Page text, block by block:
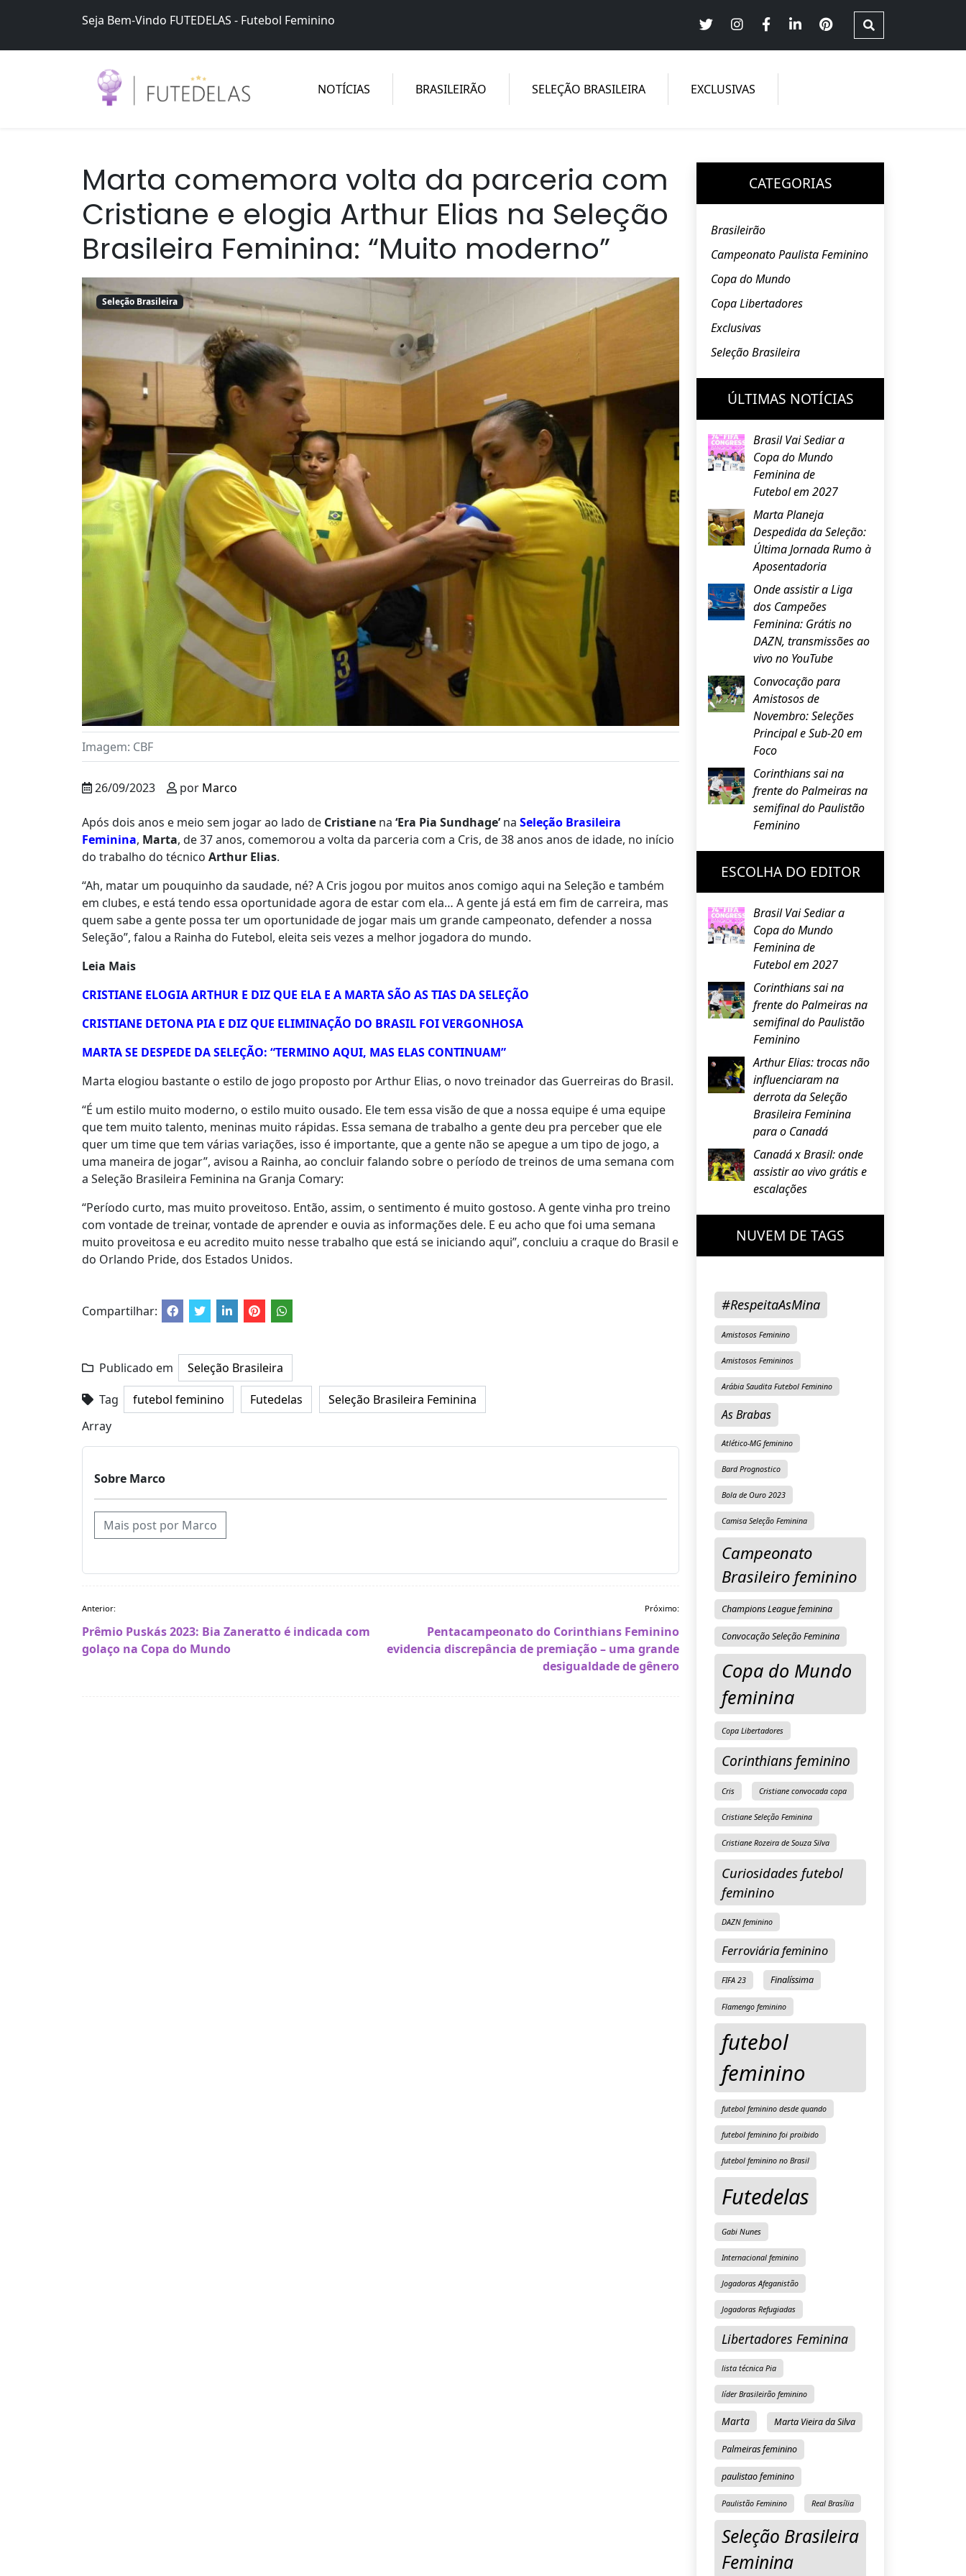
Seja Bem-Vindo FUTEDELAS - Futebol Feminino
Futedelas – Futebol Feminino
Futebol Feminino no Brasil – Brasileirão Futebol Feminino, Seleção Brasileira Feminina, equidade e justiça de gênero
NOTÍCIAS BRASILEIRÃO SELEÇÃO BRASILEIRA EXCLUSIVAS
Marta comemora volta da parceria com
Cristiane e elogia Arthur Elias na Seleção
Brasileira Feminina: “Muito moderno”
Seleção Brasileira
Imagem: CBF
26/09/2023 por Marco
Após dois anos e meio sem jogar ao lado de Cristiane na ‘Era Pia Sundhage’na Seleção Brasileira
Feminina, Marta, de 37 anos, comemorou a volta da parceria com a Cris, de 38 anos anos de idade, no início
do trabalho do técnico Arthur Elias.
“Ah, matar um pouquinho da saudade, né? A Cris jogou por muitos anos comigo aqui na Seleção e também
em clubes, e está tendo essa oportunidade agora de estar com ela… A gente já está em fim de carreira, mas
quem sabe a gente possa ter um oportunidade de jogar mais um grande campeonato, defender a nossa
Seleção”, falou a Rainha do Futebol, eleita seis vezes a melhor jogadora do mundo.
Leia Mais
CRISTIANE ELOGIA ARTHUR E DIZ QUE ELA E A MARTA SÃO AS TIAS DA SELEÇÃO
CRISTIANE DETONA PIA E DIZ QUE ELIMINAÇÃO DO BRASIL FOI VERGONHOSA
MARTA SE DESPEDE DA SELEÇÃO: “TERMINO AQUI, MAS ELAS CONTINUAM”
Marta elogiou bastante o estilo de jogo proposto por Arthur Elias, o novo treinador das Guerreiras do Brasil.
“É um estilo muito moderno, o estilo muito ousado. Ele tem essa visão de que a nossa equipe é uma equipe
que tem muito talento, meninas muito rápidas. Essa semana de trabalho a gente deu pra perceber que ele
quer um time que tem várias variações, isso é importante, que a gente não se apegue a um tipo de jogo, a
uma maneira de jogar”, avisou a Rainha, ao concluir falando sobre o período de treinos de uma semana com
a Seleção Brasileira Feminina na Granja Comary:
“Período curto, mas muito proveitoso. Então, assim, o sentimento é muito gostoso. A gente vinha pro treino
com vontade de treinar, vontade de aprender e ouvia as informações dele. E eu acho que foi uma semana
muito proveitosa e eu acredito muito nesse trabalho que está se iniciando aqui”, concluiu a craque do Brasil e
do Orlando Pride, dos Estados Unidos.
Compartilhar:
Publicado em
Seleção Brasileira
Tag
futebol feminino Futedelas
Seleção Brasileira Feminina
Array
Sobre Marco
Mais post por Marco
Navegação
de
Post
Anterior:
Prêmio Puskás 2023: Bia Zaneratto é indicada com
golaço na Copa do Mundo
Próximo:
Pentacampeonato do Corinthians Feminino
evidencia discrepância de premiação – uma grande
desigualdade de gênero
CATEGORIAS
Brasileirão
Campeonato Paulista Feminino
Copa do Mundo
Copa Libertadores
Exclusivas
Seleção Brasileira
ÚLTIMAS NOTÍCIAS
Brasil Vai Sediar a
Copa do Mundo
Feminina de
Futebol em 2027
Marta Planeja
Despedida da Seleção:
Última Jornada Rumo à
Aposentadoria
Onde assistir a Liga
dos Campeões
Feminina: Grátis no
DAZN, transmissões ao
vivo no YouTube
Convocação para
Amistosos de
Novembro: Seleções
Principal e Sub-20 em
Foco
Corinthians sai na
frente do Palmeiras na
semifinal do Paulistão
Feminino
ESCOLHA DO EDITOR
Brasil Vai Sediar a
Copa do Mundo
Feminina de
Futebol em 2027
Corinthians sai na
frente do Palmeiras na
semifinal do Paulistão
Feminino
Arthur Elias: trocas não
influenciaram na
derrota da Seleção
Brasileira Feminina
para o Canadá
Canadá x Brasil: onde
assistir ao vivo grátis e
escalações
NUVEM DE TAGS
#RespeitaAsMina
Amistosos Feminino
Amistosos Femininos
Arábia Saudita Futebol Feminino
As Brabas
Atlético-MG feminino
Bard Prognostico
Bola de Ouro 2023
Camisa Seleção Feminina
Campeonato
Brasileiro feminino
Champions League feminina
Convocação Seleção Feminina
Copa do Mundo
feminina
Copa Libertadores
Corinthians feminino
Cris Cristiane convocada copa
Cristiane Seleção Feminina
Cristiane Rozeira de Souza Silva
Curiosidades futebol
feminino
DAZN feminino
Ferroviária feminino
FIFA 23 Finalíssima
Flamengo feminino
futebol
feminino
futebol feminino desde quando
futebol feminino foi proibido
futebol feminino no Brasil
Futedelas
Gabi Nunes
Internacional feminino
Jogadoras Afeganistão
Jogadoras Refugiadas
Libertadores Feminina
lista técnica Pia
líder Brasileirão feminino
Marta Marta Vieira da Silva
Palmeiras feminino
paulistao feminino
Paulistão Feminino Real Brasília
Seleção Brasileira
Feminina